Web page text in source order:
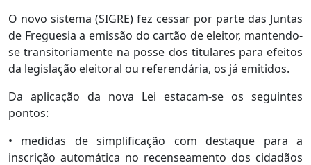
O novo sistema (SIGRE) fez cessar por parte das Juntas
de Freguesia a emissão do cartão de eleitor, mantendo-
se transitoriamente na posse dos titulares para efeitos
da legislação eleitoral ou referendária, os já emitidos.
Da aplicação da nova Lei estacam-se os seguintes
pontos:
• medidas de simplificação com destaque para a
inscrição automática no recenseamento dos cidadãos